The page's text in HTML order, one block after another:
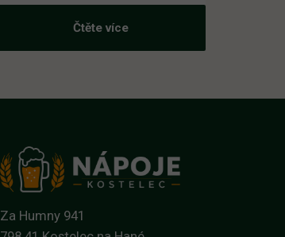
Čtěte více
Za Humny 941